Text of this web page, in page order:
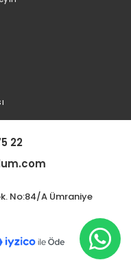
22
No:84/A Ümraniye